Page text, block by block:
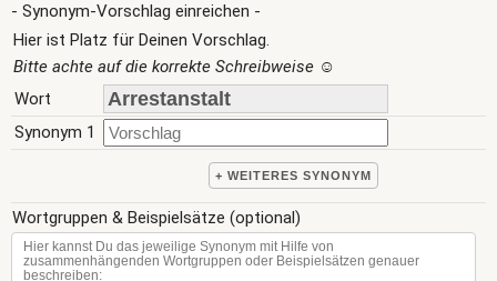
- Synonym-Vorschlag einreichen -
Hier ist Platz für Deinen Vorschlag.
Bitte achte auf die korrekte Schreibweise ☺
Wort
Synonym 1
+ WEITERES SYNONYM
Wortgruppen & Beispielsätze (optional)